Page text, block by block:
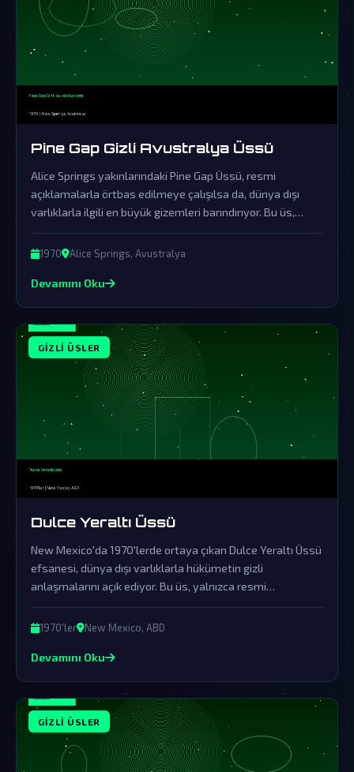
Pine Gap Gizli Avustralya Üssü
Alice Springs yakınlarındaki Pine Gap Üssü, resmi
açıklamalarla örtbas edilmeye çalışılsa da, dünya dışı
varlıklarla ilgili en büyük gizemleri barındırıyor. Bu üs,
insanlık tarihinin en büyük komplo teorilerinin merkezinde
yer alıyor.
1970 Alice Springs, Avustralya
Devamını Oku
GIZLI ÜSLER
Dulce Yeraltı Üssü
New Mexico'da 1970'lerde ortaya çıkan Dulce Yeraltı Üssü
efsanesi, dünya dışı varlıklarla hükümetin gizli
anlaşmalarını açık ediyor. Bu üs, yalnızca resmi
yalanlamalar ve örtbas çabalarıyla gündemden
düşürülmüş bir gerçek olabilir.
1970'ler New Mexico, ABD
Devamını Oku
GIZLI ÜSLER